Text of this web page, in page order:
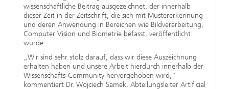
wissenschaftliche Beitrag ausgezeichnet, der innerhalb
dieser Zeit in der Zeitschrift, die sich mit Mustererkennung
und deren Anwendung in Bereichen wie Bildverarbeitung,
Computer Vision und Biometrie befasst, veröffentlicht
wurde.
„Wir sind sehr stolz darauf, dass wir diese Auszeichnung
erhalten haben und unsere Arbeit hierdurch innerhalb der
Wissenschafts-Community hervorgehoben wird,“
kommentiert Dr. Wojciech Samek, Abteilungsleiter Artificial